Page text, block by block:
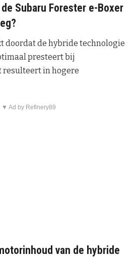
Subaru Forester e-Boxer
doordat de hybride technologie
presteert bij
resulteert in hogere
▼ Ad by Refinery89
van de hybride